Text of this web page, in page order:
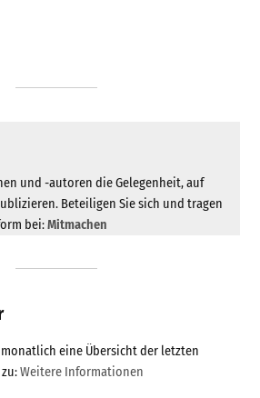
und -autoren die Gelegenheit, auf
Beteiligen Sie sich und tragen
bei:Mitmachen
eine Übersicht der letzten
zu:Weitere Informationen